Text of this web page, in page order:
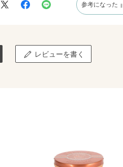
参考になった
レビューを書く